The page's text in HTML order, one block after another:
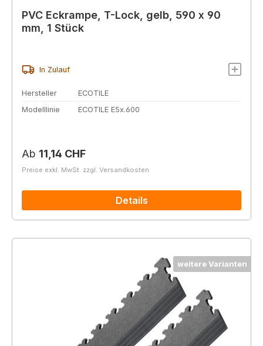
PVC Eckrampe, T-Lock, gelb, 590 x 90
mm, 1 Stück
In Zulauf
Hersteller
ECOTILE
Modelllinie
ECOTILE E5x.600
Regulärer Preis:
Ab 11,14 CHF
Preise exkl. MwSt. zzgl. Versandkosten
Details
weitere Varianten